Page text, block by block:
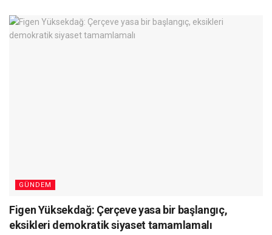
GÜNDEM
Figen Yüksekdağ: Çerçeve yasa bir başlangıç,
eksikleri demokratik siyaset tamamlamalı